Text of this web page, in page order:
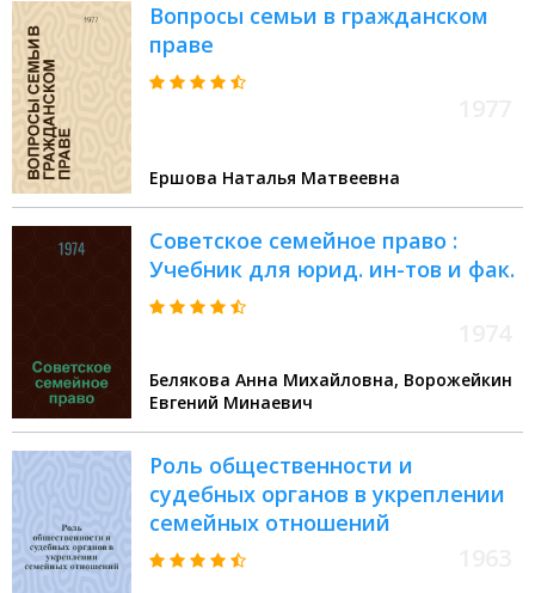
Вопросы семьи в гражданском
праве
Ершова Наталья Матвеевна
Советское семейное право :
Учебник для юрид. ин-тов и фак.
Белякова Анна Михайловна, Ворожейкин
Евгений Минаевич
Роль общественности и
судебных органов в укреплении
семейных отношений